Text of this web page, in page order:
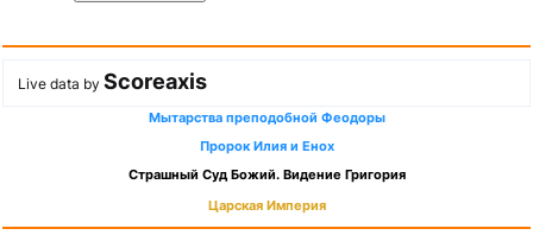
Live data by Scoreaxis
Мытарства преподобной Феодоры
Пророк Илия и Енох
Страшный Суд Божий. Видение Григория
Царская Империя